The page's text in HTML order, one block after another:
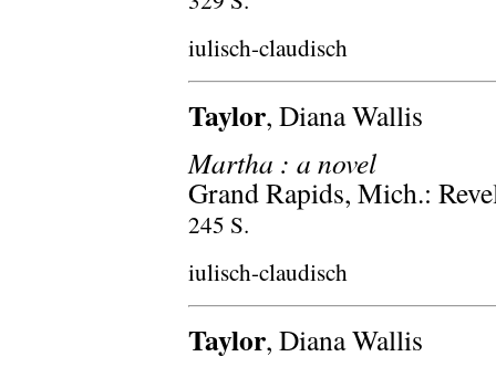
iulisch-claudisch
Taylor, Diana Wallis
Martha : a novel
Grand Rapids, Mich.:
245 S.
iulisch-claudisch
Taylor, Diana Wallis